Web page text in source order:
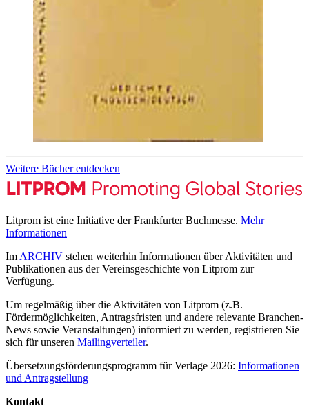
Weitere Bücher entdecken
Litprom ist eine Initiative der Frankfurter Buchmesse. Mehr
Informationen
Im ARCHIV stehen weiterhin Informationen über Aktivitäten und
Publikationen aus der Vereinsgeschichte von Litprom zur
Verfügung.
Um regelmäßig über die Aktivitäten von Litprom (z.B.
Fördermöglichkeiten, Antragsfristen und andere relevante Branchen-
News sowie Veranstaltungen) informiert zu werden, registrieren Sie
sich für unseren Mailingverteiler.
Übersetzungsförderungsprogramm für Verlage 2026: Informationen
und Antragstellung
Kontakt